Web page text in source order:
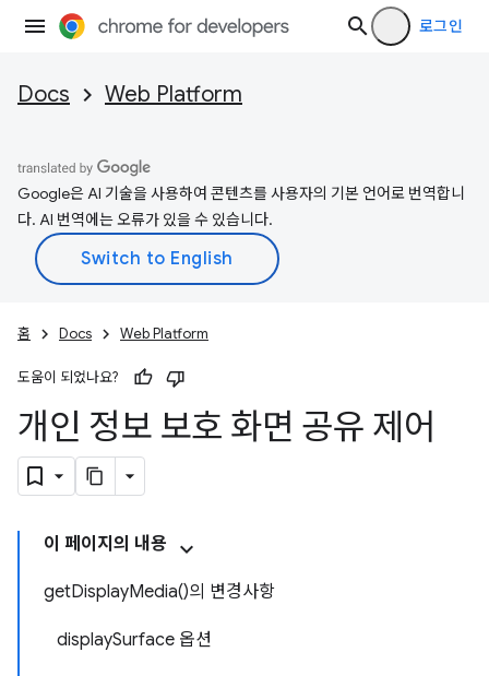
로그인
Docs Web Platform
Google은 AI 기술을 사용하여 콘텐츠를 사용자의 기본 언어로 번역합니
다. AI 번역에는 오류가 있을 수 있습니다.
홈 Docs Web Platform
도움이 되었나요?
개인 정보 보호 화면 공유 제어
이 페이지의 내용
getDisplayMedia()의 변경사항
displaySurface 옵션